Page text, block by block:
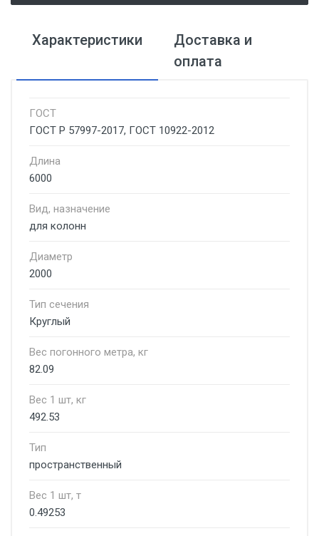
Характеристики
Доставка и
оплата
ГОСТ
ГОСТ Р 57997-2017, ГОСТ 10922-2012
Длина
6000
Вид, назначение
для колонн
Диаметр
2000
Тип сечения
Круглый
Вес погонного метра, кг
82.09
Вес 1 шт, кг
492.53
Тип
пространственный
Вес 1 шт, т
0.49253